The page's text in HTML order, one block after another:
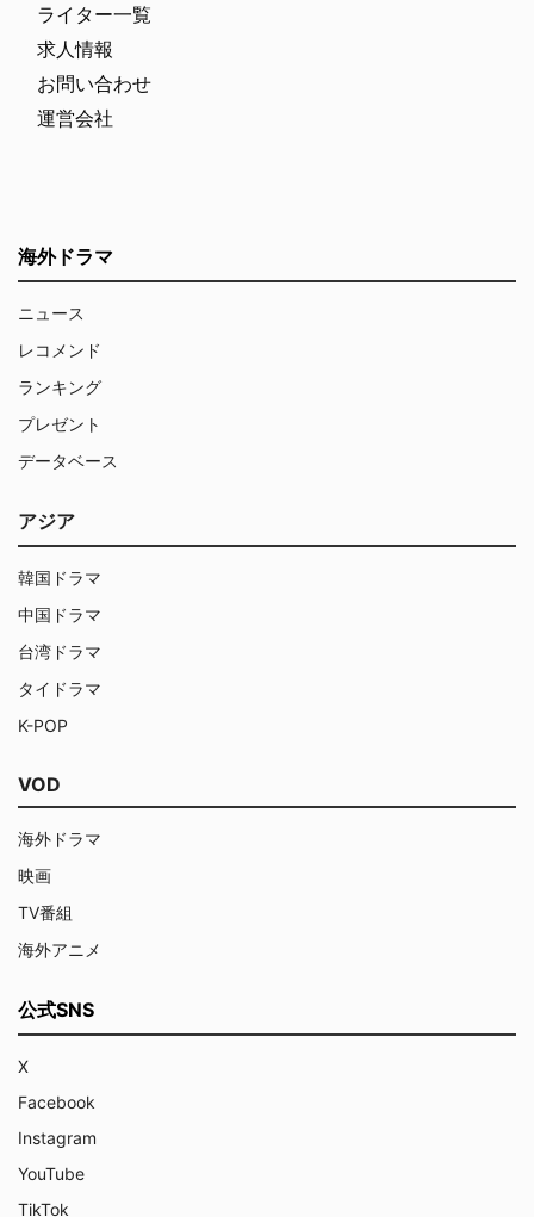
ライター一覧
求人情報
お問い合わせ
運営会社
海外ドラマ
ニュース
レコメンド
ランキング
プレゼント
データベース
アジア
韓国ドラマ
中国ドラマ
台湾ドラマ
タイドラマ
K-POP
VOD
海外ドラマ
映画
TV番組
海外アニメ
公式SNS
X
Facebook
Instagram
YouTube
TikTok